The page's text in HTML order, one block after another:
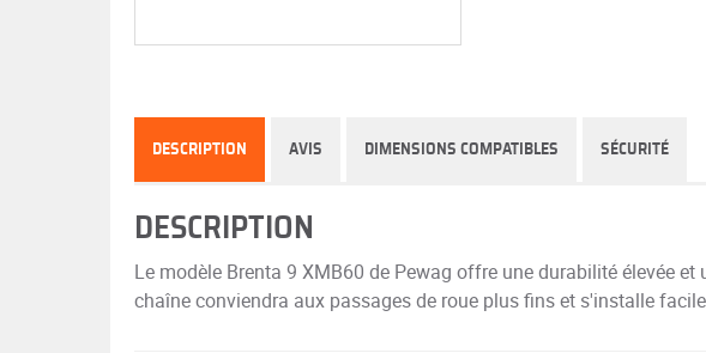
DESCRIPTION AVIS DIMENSIONS COMPATIBLES SÉCURITÉ
DESCRIPTION
Le modèle Brenta 9 XMB60 de Pewag offre une durabilité élevée
chaîne conviendra aux passages de roue plus fins et s'installe